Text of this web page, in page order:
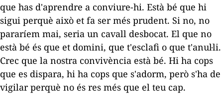
que has d'aprendre a conviure-hi. Està bé que hi
sigui perquè això et fa ser més prudent. Si no, no
pararíem mai, seria un cavall desbocat. El que no
està bé és que et domini, que t'esclafi o que t'anul·li.
Crec que la nostra convivència està bé. Hi ha cops
que es dispara, hi ha cops que s'adorm, però s'ha de
vigilar perquè no és res més que el teu cap.